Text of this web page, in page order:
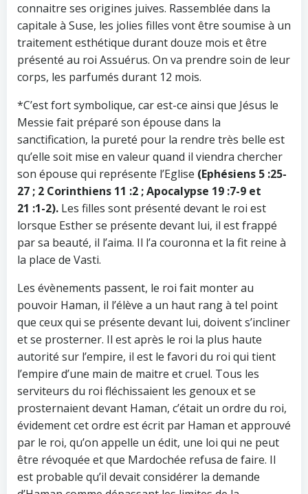
connaitre ses origines juives. Rassemblée dans la
capitale à Suse, les jolies filles vont être soumise à un
traitement esthétique durant douze mois et être
présenté au roi Assuérus. On va prendre soin de leur
corps, les parfumés durant 12 mois.
*C’est fort symbolique, car est-ce ainsi que Jésus le
Messie fait préparé son épouse dans la
sanctification, la pureté pour la rendre très belle est
qu’elle soit mise en valeur quand il viendra chercher
son épouse qui représente l’Eglise (Ephésiens 5 :25-
27 ; 2 Corinthiens 11 :2 ; Apocalypse 19 :7-9 et
21 :1-2). Les filles sont présenté devant le roi est
lorsque Esther se présente devant lui, il est frappé
par sa beauté, il l’aima. Il l’a couronna et la fit reine à
la place de Vasti.
Les évènements passent, le roi fait monter au
pouvoir Haman, il l’élève a un haut rang à tel point
que ceux qui se présente devant lui, doivent s’incliner
et se prosterner. Il est après le roi la plus haute
autorité sur l’empire, il est le favori du roi qui tient
l’empire d’une main de maitre et cruel. Tous les
serviteurs du roi fléchissaient les genoux et se
prosternaient devant Haman, c’était un ordre du roi,
évidement cet ordre est écrit par Haman et approuvé
par le roi, qu’on appelle un édit, une loi qui ne peut
être révoquée et que Mardochée refusa de faire. Il
est probable qu’il devait considérer la demande